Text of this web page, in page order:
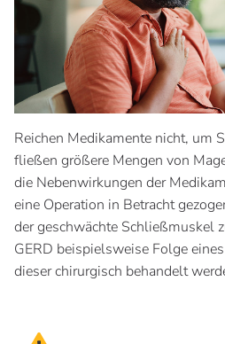
Reichen Medikamente nicht, um
fließen größere Mengen von
die Nebenwirkungen der
eine Operation in Betracht
der geschwächte Schließmuskel
GERD beispielsweise Folge
dieser chirurgisch behandelt